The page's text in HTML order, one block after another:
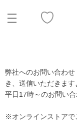
弊社へのお問い合わ
き、送信いただきます
平日17時～のお問い
※オンラインストアで